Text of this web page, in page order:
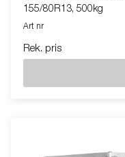
155/80R13, 500kg
Art nr
Rek. pris